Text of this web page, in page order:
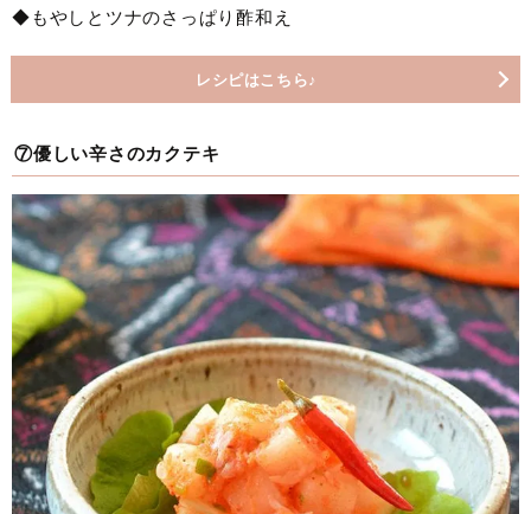
◆もやしとツナのさっぱり酢和え
レシピはこちら♪
⑦優しい辛さのカクテキ